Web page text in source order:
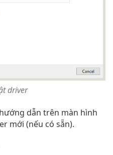
driver
dẫn trên màn hình
mới (nếu có sẵn).